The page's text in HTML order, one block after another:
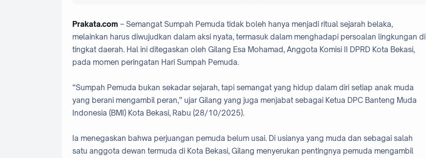
Prakata.com – Semangat Sumpah Pemuda tidak boleh hanya menjadi ritual sejarah belaka,
melainkan harus diwujudkan dalam aksi nyata, termasuk dalam menghadapi persoalan lingkungan di
tingkat daerah. Hal ini ditegaskan oleh Gilang Esa Mohamad, Anggota Komisi II DPRD Kota Bekasi,
pada momen peringatan Hari Sumpah Pemuda.
“Sumpah Pemuda bukan sekadar sejarah, tapi semangat yang hidup dalam diri setiap anak muda
yang berani mengambil peran,” ujar Gilang yang juga menjabat sebagai Ketua DPC Banteng Muda
Indonesia (BMI) Kota Bekasi, Rabu (28/10/2025).
Ia menegaskan bahwa perjuangan pemuda belum usai. Di usianya yang muda dan sebagai salah
satu anggota dewan termuda di Kota Bekasi, Gilang menyerukan pentingnya pemuda mengambil